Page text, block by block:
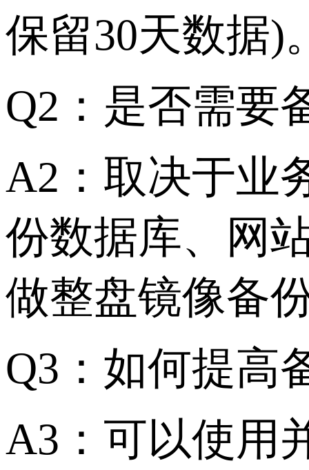
保留30天数据)
Q2：是否需要
A2：取决于业
份数据库、网
做整盘镜像备
Q3：如何提高
A3：可以使用